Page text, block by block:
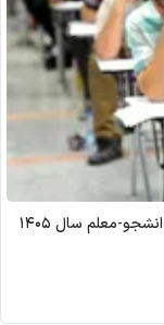
زمان ثبت نام و برگزاری آزمون اختصاصی پذیرش دانشجو-معلم سال ۱۴۰۵